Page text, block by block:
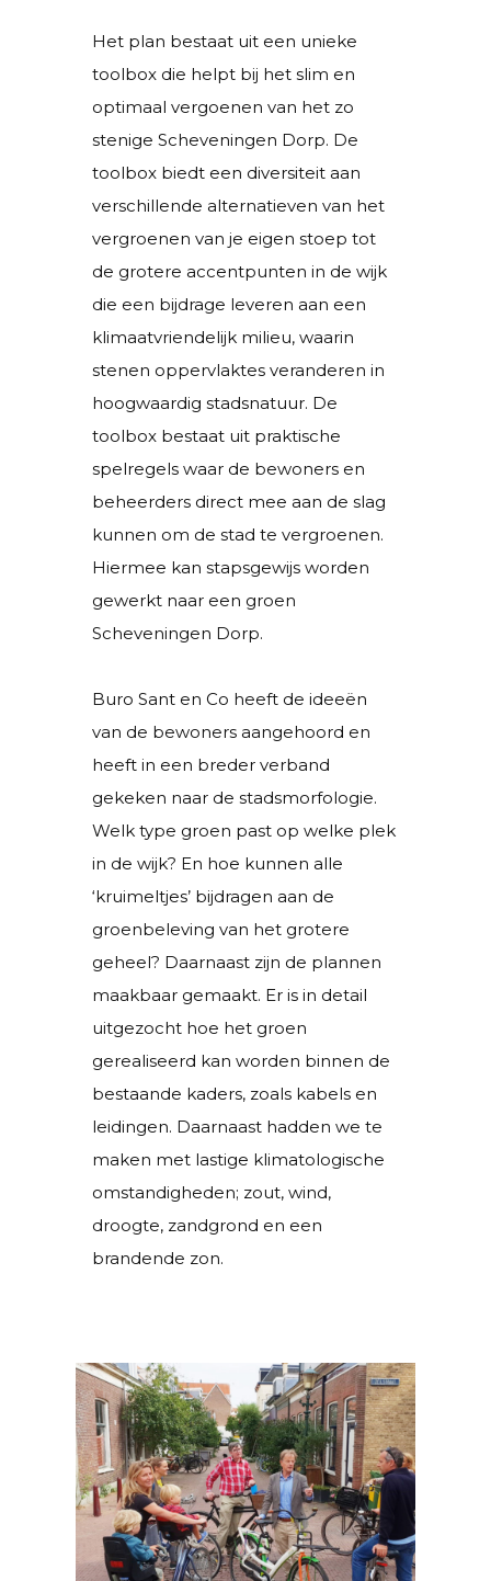
Het plan bestaat uit een unieke
toolbox die helpt bij het slim en
optimaal vergoenen van het zo
stenige Scheveningen Dorp. De
toolbox biedt een diversiteit aan
verschillende alternatieven van het
vergroenen van je eigen stoep tot
de grotere accentpunten in de wijk
die een bijdrage leveren aan een
klimaatvriendelijk milieu, waarin
stenen oppervlaktes veranderen in
hoogwaardig stadsnatuur. De
toolbox bestaat uit praktische
spelregels waar de bewoners en
beheerders direct mee aan de slag
kunnen om de stad te vergroenen.
Hiermee kan stapsgewijs worden
gewerkt naar een groen
Scheveningen Dorp.
Buro Sant en Co heeft de ideeën
van de bewoners aangehoord en
heeft in een breder verband
gekeken naar de stadsmorfologie.
Welk type groen past op welke plek
in de wijk? En hoe kunnen alle
‘kruimeltjes’ bijdragen aan de
groenbeleving van het grotere
geheel? Daarnaast zijn de plannen
maakbaar gemaakt. Er is in detail
uitgezocht hoe het groen
gerealiseerd kan worden binnen de
bestaande kaders, zoals kabels en
leidingen. Daarnaast hadden we te
maken met lastige klimatologische
omstandigheden; zout, wind,
droogte, zandgrond en een
brandende zon.